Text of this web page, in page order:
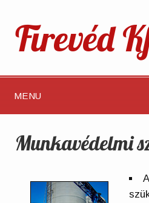
Firevéd
MENU
Munkavédelmi